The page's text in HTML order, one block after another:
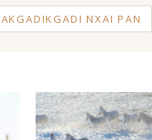
NXAI PAN